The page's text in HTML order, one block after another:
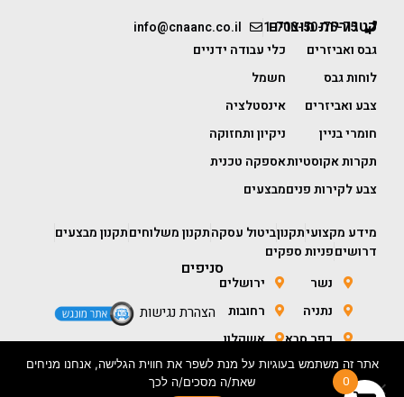
1-700-50-75-75
info@cnaanc.co.il קטגוריות מוצרים
גבס ואביזרים
לוחות גבס
צבע ואביזרים
חומרי בניין
תקרות אקוסטיות
צבע לקירות פנים
כלי עבודה ידניים
חשמל
אינסטלציה
ניקיון ותחזוקה
אספקה טכנית
מבצעים
מידע מקצועיתקנוןביטול עסקהתקנון משלוחיםתקנון מבצעים
דרושיםפניות ספקים
סניפים
נשר
נתניה
כפר סבא
חולון
ירושלים
רחובות
אשקלון
באר שבע
הצהרת נגישות
0
אתר זה משתמש בעוגיות על מנת לשפר את חווית הגלישה, אנחנו מניחים
שאת/ה מסכים/ה לכך